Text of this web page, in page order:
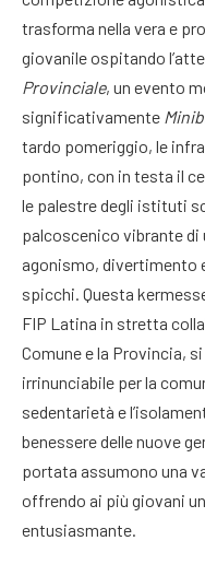
trasforma nella vera e
giovanile ospitando
Provinciale, un evento
significativamente
tardo pomeriggio, le
pontino, con in testa il
le palestre degli istituti
palcoscenico vibrante di
agonismo, divertimento
spicchi. Questa
FIP Latina in stretta
Comune e la Provincia,
irrinunciabile per la
sedentarietà e
benessere delle nuove
portata assumono una
offrendo ai più giovani
entusiasmante.